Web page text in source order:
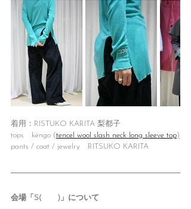
着用：RISTUKO KARITA 梨都子
tops　kéngo (tencel wool slash neck long sleeve top)
pants / coat / jewelry　RITSUKO KARITA
会場「S(　　)」について